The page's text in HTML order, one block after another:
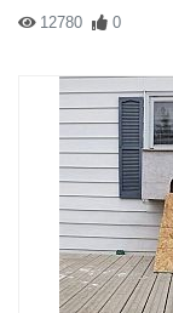
12780 0